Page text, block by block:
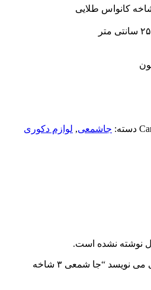
دسته: جاشمعی, لوازم دکوری
نوشته نشده است.
اولین کسی باشید که دیدگاهی می نویسد “جا شمعی ۳ شاخه